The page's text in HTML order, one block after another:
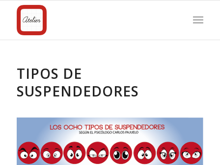
TIPOS DE
SUSPENDEDORES